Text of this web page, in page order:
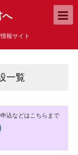
へ
報サイト
一覧
込などはこちらまで